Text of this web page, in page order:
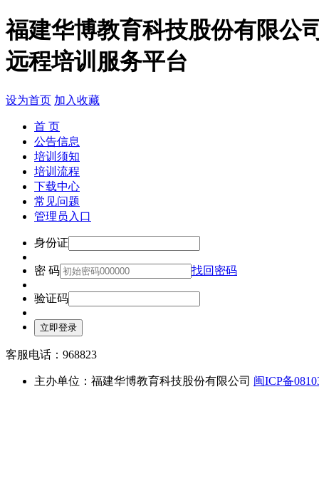
福建华博教育科技股份有限公
远程培训服务平台
设为首页 加入收藏
首 页
公告信息
培训须知
培训流程
下载中心
常见问题
管理员入口
身份证
密 码 找回密码
验证码
客服电话： 968823
主办单位：福建华博教育科技股份有限公司 闽ICP备